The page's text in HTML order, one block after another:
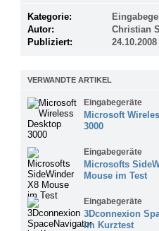
Kategorie:
Autor:
Christian
Publiziert:
24.10.2008
VERWANDTE ARTIKEL
Eingabegeräte
Microsoft
3000
Eingabegeräte
Microsofts
Mouse im Test
Eingabegeräte
3Dconnexion
im Kurztest